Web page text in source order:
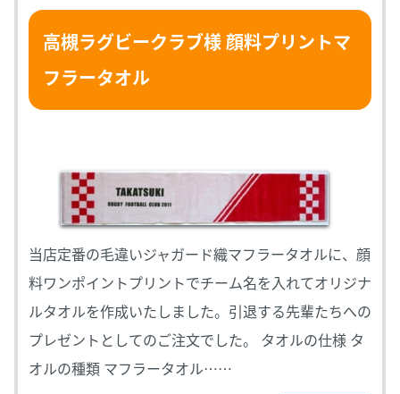
高槻ラグビークラブ様 顔料プリントマ
フラータオル
当店定番の毛違いジャガード織マフラータオルに、顔
料ワンポイントプリントでチーム名を入れてオリジナ
ルタオルを作成いたしました。引退する先輩たちへの
プレゼントとしてのご注文でした。 タオルの仕様 タ
オルの種類 マフラータオル……